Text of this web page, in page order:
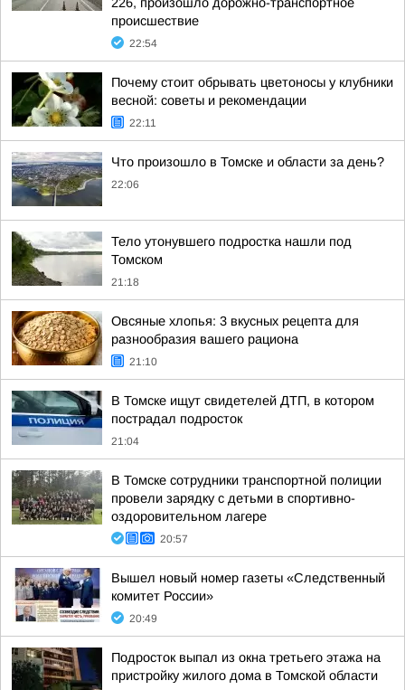
происшествие
22:54
Почему стоит обрывать цветоносы у клубники
весной: советы и рекомендации
22:11
Что произошло в Томске и области за день?
22:06
Тело утонувшего подростка нашли под
Томском
21:18
Овсяные хлопья: 3 вкусных рецепта для
разнообразия вашего рациона
21:10
В Томске ищут свидетелей ДТП, в котором
пострадал подросток
21:04
В Томске сотрудники транспортной полиции
провели зарядку с детьми в спортивно-
оздоровительном лагере
20:57
Вышел новый номер газеты «Следственный
комитет России»
20:49
Подросток выпал из окна третьего этажа на
пристройку жилого дома в Томской области